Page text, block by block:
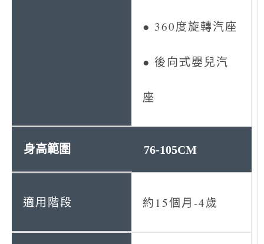
● 360度旋轉汽座
● 後向式嬰兒汽
座
76-105CM
約15個月-4歲